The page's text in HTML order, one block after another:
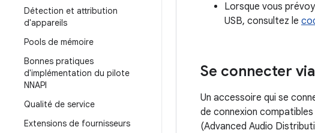
Détection et attribution
d'appareils
Pools de mémoire
Bonnes pratiques
d'implémentation du pilote
NNAPI
Qualité de service
Extensions de fournisseurs
Lorsque vous
USB, consultez le
Se connecter
Un accessoire qui se
de connexion
(Advanced Audio